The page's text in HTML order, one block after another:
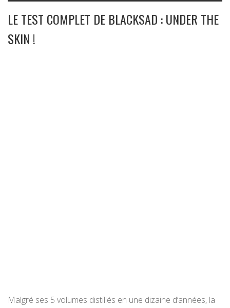
LE TEST COMPLET DE BLACKSAD : UNDER THE
SKIN !
Malgré ses 5 volumes distillés en une dizaine d’années, la